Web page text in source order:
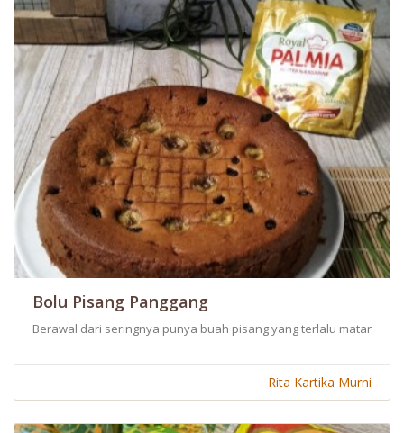
Bolu Pisang Panggang
Berawal dari seringnya punya buah pisang yang terlalu matang
Rita Kartika Murni